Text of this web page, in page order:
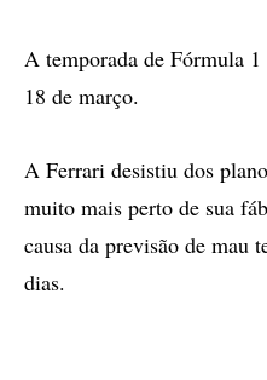
A temporada de Fórmula
18 de março.
A Ferrari desistiu dos
muito mais perto de sua
causa da previsão de mau
dias.